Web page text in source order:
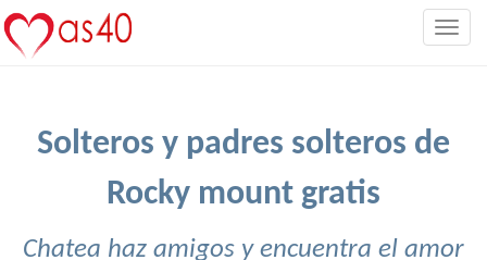
Solteros y padres solteros de
Rocky mount gratis
Chatea haz amigos y encuentra el amor